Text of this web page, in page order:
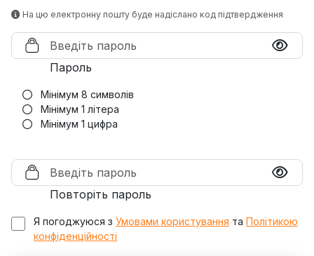
На цю електронну пошту буде надіслано код підтвердження
Пароль
Мінімум 8 символів
Мінімум 1 літера
Мінімум 1 цифра
Повторіть пароль
Я погоджуюся з Умовами користування та Політикою
конфіденційності